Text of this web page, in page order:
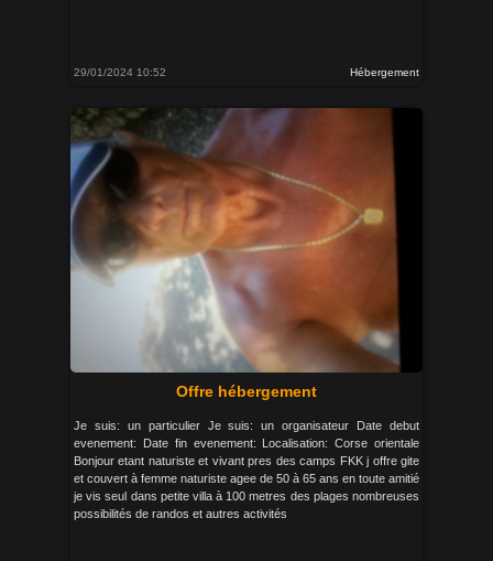
29/01/2024 10:52 Hébergement
Offre hébergement
Je suis: un particulier Je suis: un organisateur Date debut
evenement: Date fin evenement: Localisation: Corse orientale
Bonjour etant naturiste et vivant pres des camps FKK j offre gite
et couvert à femme naturiste agee de 50 à 65 ans en toute amitié
je vis seul dans petite villa à 100 metres des plages nombreuses
possibilités de randos et autres activités